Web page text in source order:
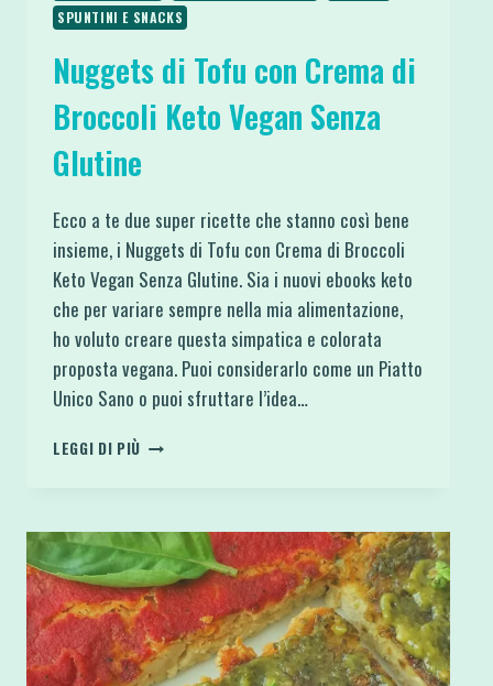
SPUNTINI E SNACKS
Nuggets di Tofu con Crema di
Broccoli Keto Vegan Senza
Glutine
Ecco a te due super ricette che stanno così bene
insieme, i Nuggets di Tofu con Crema di Broccoli
Keto Vegan Senza Glutine. Sia i nuovi ebooks keto
che per variare sempre nella mia alimentazione,
ho voluto creare questa simpatica e colorata
proposta vegana. Puoi considerarlo come un Piatto
Unico Sano o puoi sfruttare l’idea…
LEGGI DI PIÙ NUGGETS
CREMA
DI
BROCCOLI
KETO
VEGAN
SENZA
GLUTINE